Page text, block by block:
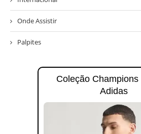
Onde Assistir
Palpites
Coleção Champions
Adidas